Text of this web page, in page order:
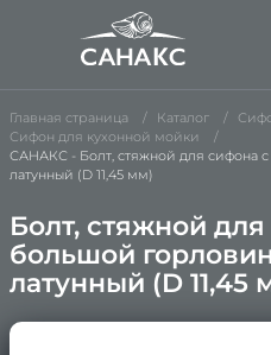
Главная страница Каталог
Сифон для кухонной мойки
САНАКС - Болт, стяжной для сифона
латунный (D 11,45 мм)
Болт, стяжной
большой
латунный (D 11,45